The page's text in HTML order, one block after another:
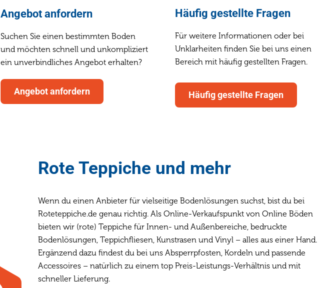
Angebot anfordern
Suchen Sie einen bestimmten Boden
und möchten schnell und unkompliziert
ein unverbindliches Angebot erhalten?
Angebot anfordern
Häufig gestellte Fragen
Für weitere Informationen oder bei
Unklarheiten finden Sie bei uns einen
Bereich mit häufig gestellten Fragen.
Häufig gestellte Fragen
Rote Teppiche und mehr
Wenn du einen Anbieter für vielseitige Bodenlösungen suchst, bist du bei
Roteteppiche.de genau richtig. Als Online-Verkaufspunkt von Online Böden
bieten wir (rote) Teppiche für Innen- und Außenbereiche, bedruckte
Bodenlösungen, Teppichfliesen, Kunstrasen und Vinyl – alles aus einer Hand.
Ergänzend dazu findest du bei uns Absperrpfosten, Kordeln und passende
Accessoires – natürlich zu einem top Preis-Leistungs-Verhältnis und mit
schneller Lieferung.